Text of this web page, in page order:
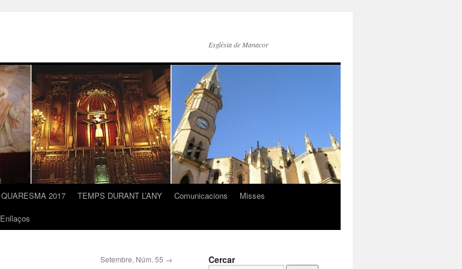
Església de Manacor
QUARESMA 2017 TEMPS DURANT L’ANY Comunicacions
Misses
Enllaços
Setembre, Núm. 55 → Cercar